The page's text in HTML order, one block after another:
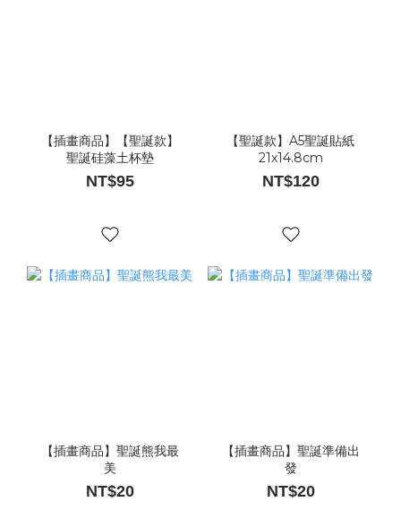
【插畫商品】【聖誕款】
聖誕硅藻土杯墊
NT$95
【聖誕款】A5聖誕貼紙
21x14.8cm
NT$120
【插畫商品】聖誕熊我最
美
NT$20
【插畫商品】聖誕準備出
發
NT$20